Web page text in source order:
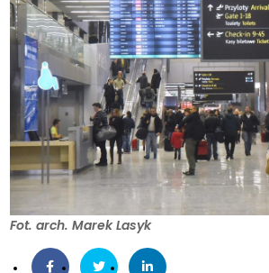
Fot. arch. Marek Lasyk